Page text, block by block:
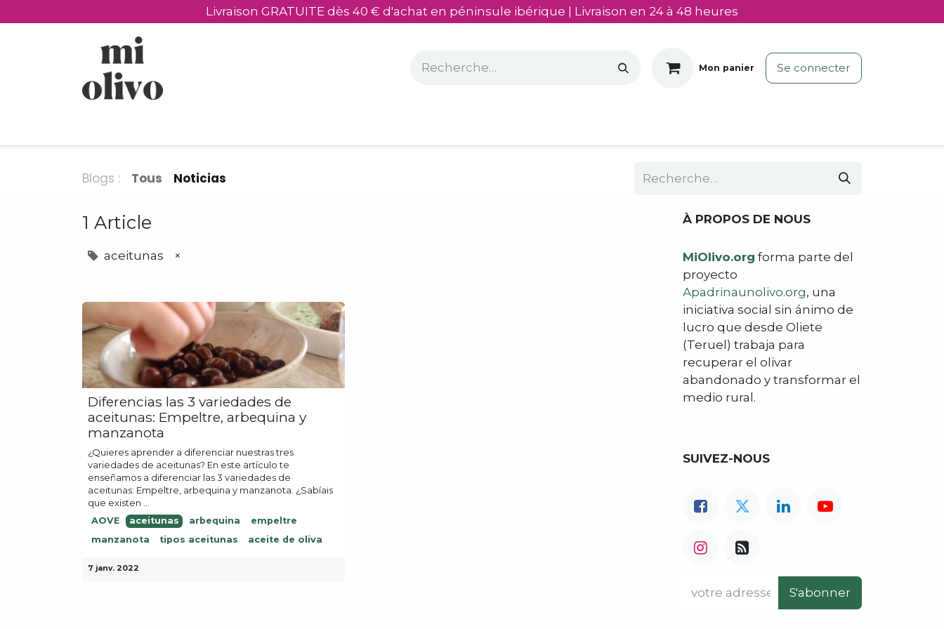
Livraison GRATUITE dès 40 € d'achat en péninsule ibérique | Livraison en 24 à 48 heures
Mon panier Se connecter
Blogs : Tous Noticias
1 Article
aceitunas ×
Diferencias las 3 variedades de
aceitunas: Empeltre, arbequina y
manzanota
¿Quieres aprender a diferenciar nuestras tres
variedades de aceitunas? En este artículo te
enseñamos a diferenciar las 3 variedades de
aceitunas: Empeltre, arbequina y manzanota. ¿Sabíais
que existen ...
AOVE aceitunas arbequina
empeltre
manzanota
tipos aceitunas aceite de oliva
7 janv. 2022
À PROPOS DE NOUS
MiOlivo.org forma parte del
proyecto
Apadrinaunolivo.org, una
iniciativa social sin ánimo de
lucro que desde Oliete
(Teruel) trabaja para
recuperar el olivar
abandonado y transformar el
medio rural.
SUIVEZ-NOUS
S'abonner